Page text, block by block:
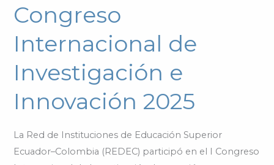
Congreso
Internacional de
Investigación e
Innovación 2025
La Red de Instituciones de Educación Superior
Ecuador–Colombia (REDEC) participó en el I Congreso
el
I
Congreso
Internacional
Investigación
Innovación
2025